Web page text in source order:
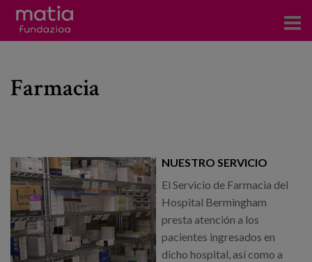
Servicios
News
Blog
es
Farmacia
NUESTRO SERVICIO
El Servicio de Farmacia del
Hospital Bermingham
presta atención a los
pacientes ingresados en
dicho hospital, así como a